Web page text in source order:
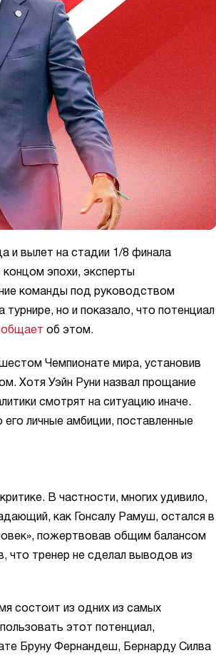
и вылет на стадии 1/8 финала
эпохи, эксперты
команды под руководством
но и показало, что потенциал
об этом.
Чемпионате мира, установив
Хотя Уэйн Руни назвал прощание
смотрят на ситуацию иначе.
личные амбиции, поставленные
В частности, многих удивило,
как Гонсалу Рамуш, остался в
пожертвовав общим балансом
что тренер не сделал выводов из
состоит из одних из самых
этот потенциал,
Бруну Фернандеш, Бернарду Силва